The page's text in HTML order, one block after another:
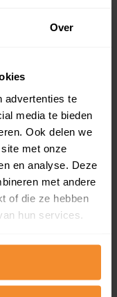
Over
advertenties te
media te bieden
Ook delen we
met onze
en analyse. Deze
met andere
of die ze hebben
hun services.
van nieuwe